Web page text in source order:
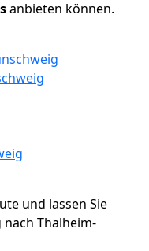
anbieten können.
und lassen Sie
Thalheim-